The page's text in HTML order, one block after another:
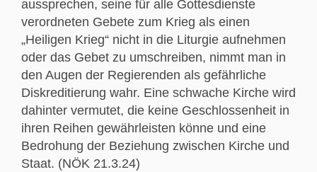
aussprechen, seine für alle Gottesdienste
verordneten Gebete zum Krieg als einen
„Heiligen Krieg“ nicht in die Liturgie aufnehmen
oder das Gebet zu umschreiben, nimmt man in
den Augen der Regierenden als gefährliche
Diskreditierung wahr. Eine schwache Kirche wird
dahinter vermutet, die keine Geschlossenheit in
ihren Reihen gewährleisten könne und eine
Bedrohung der Beziehung zwischen Kirche und
Staat. (NÖK 21.3.24)